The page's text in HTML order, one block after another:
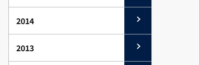
2014
2013